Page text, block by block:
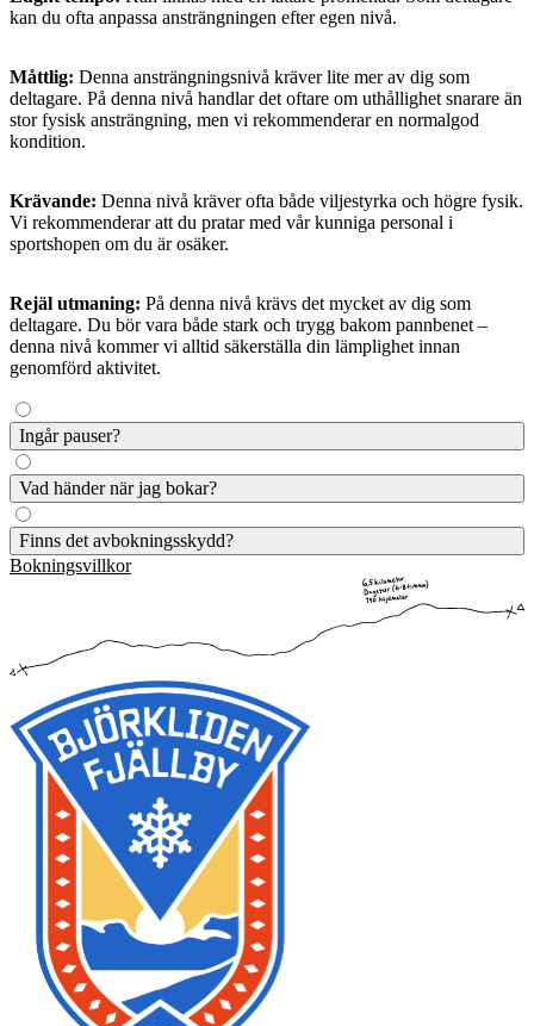
kan du ofta anpassa ansträngningen efter egen nivå.
Måttlig: Denna ansträngningsnivå kräver lite mer av dig som
deltagare. På denna nivå handlar det oftare om uthållighet snarare än
stor fysisk ansträngning, men vi rekommenderar en normalgod
kondition.
Krävande: Denna nivå kräver ofta både viljestyrka och högre fysik.
Vi rekommenderar att du pratar med vår kunniga personal i
sportshopen om du är osäker.
Rejäl utmaning: På denna nivå krävs det mycket av dig som
deltagare. Du bör vara både stark och trygg bakom pannbenet –
denna nivå kommer vi alltid säkerställa din lämplighet innan
genomförd aktivitet.
Ingår pauser?
Beroende på aktiviteten ingår pauser eller inte, men vi kan alltid se
till att ta en paus om du behöver.
Vad händer när jag bokar?
När du bokat kommer aktiviteten in i vårt system och du får en
bekräftelse på din bokning. I bokningsbekräftelsen får du mer
information.
Finns det avbokningsskydd?
På våra guidade aktiviteter har vi inget specifikt avbokningsskydd,
men alla aktiviteter som avbokas 29 dagar från datumet för
aktivitetens genomförande ger full återbetalning, fram till 24h innan
genomförande ges 10% återbetalning. Inom 24h eller vid no-show
utgår ingen återbetalning om inget annat angivits som att betalningen
är bindande vid exempelvis specifika kurser.
Bokningsvillkor